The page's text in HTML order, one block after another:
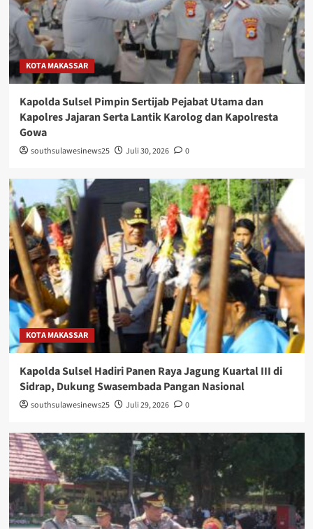
KOTA MAKASSAR
Kapolda Sulsel Pimpin Sertijab Pejabat Utama dan
Kapolres Jajaran Serta Lantik Karolog dan Kapolresta
Gowa
southsulawesinews25 Juli 30, 2026 0
KOTA MAKASSAR
Kapolda Sulsel Hadiri Panen Raya Jagung Kuartal III di
Sidrap, Dukung Swasembada Pangan Nasional
southsulawesinews25 Juli 29, 2026 0